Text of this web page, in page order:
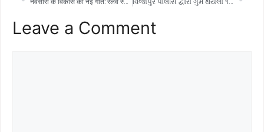
Leave a Comment